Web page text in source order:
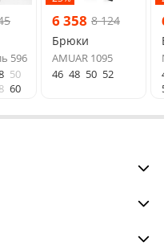
596
50
60
6 358 8 124
Брюки
AMUAR 1095
46 48 50 52